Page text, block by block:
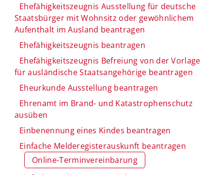
Ehefähigkeitszeugnis Ausstellung für deutsche
Staatsbürger mit Wohnsitz oder gewöhnlichem
Aufenthalt im Ausland beantragen
Ehefähigkeitszeugnis beantragen
Ehefähigkeitszeugnis Befreiung von der Vorlage
für ausländische Staatsangehörige beantragen
Eheurkunde Ausstellung beantragen
Ehrenamt im Brand- und Katastrophenschutz
ausüben
Einbenennung eines Kindes beantragen
Einfache Melderegisterauskunft beantragen
Online-Terminvereinbarung